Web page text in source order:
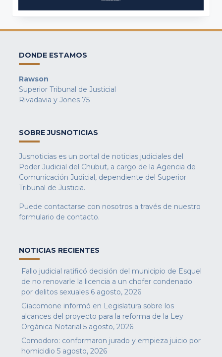
DONDE ESTAMOS
Rawson
Superior Tribunal de Justicial
Rivadavia y Jones 75
SOBRE JUSNOTICIAS
Jusnoticias es un portal de noticias judiciales del
Poder Judicial del Chubut, a cargo de la Agencia de
Comunicación Judicial, dependiente del Superior
Tribunal de Justicia.
Puede contactarse con nosotros a través de nuestro
formulario de contacto.
NOTICIAS RECIENTES
Fallo judicial ratificó decisión del municipio de Esquel
de no renovarle la licencia a un chofer condenado
por delitos sexuales 6 agosto, 2026
Giacomone informó en Legislatura sobre los
alcances del proyecto para la reforma de la Ley
Orgánica Notarial 5 agosto, 2026
Comodoro: conformaron jurado y empieza juicio por
homicidio 5 agosto, 2026